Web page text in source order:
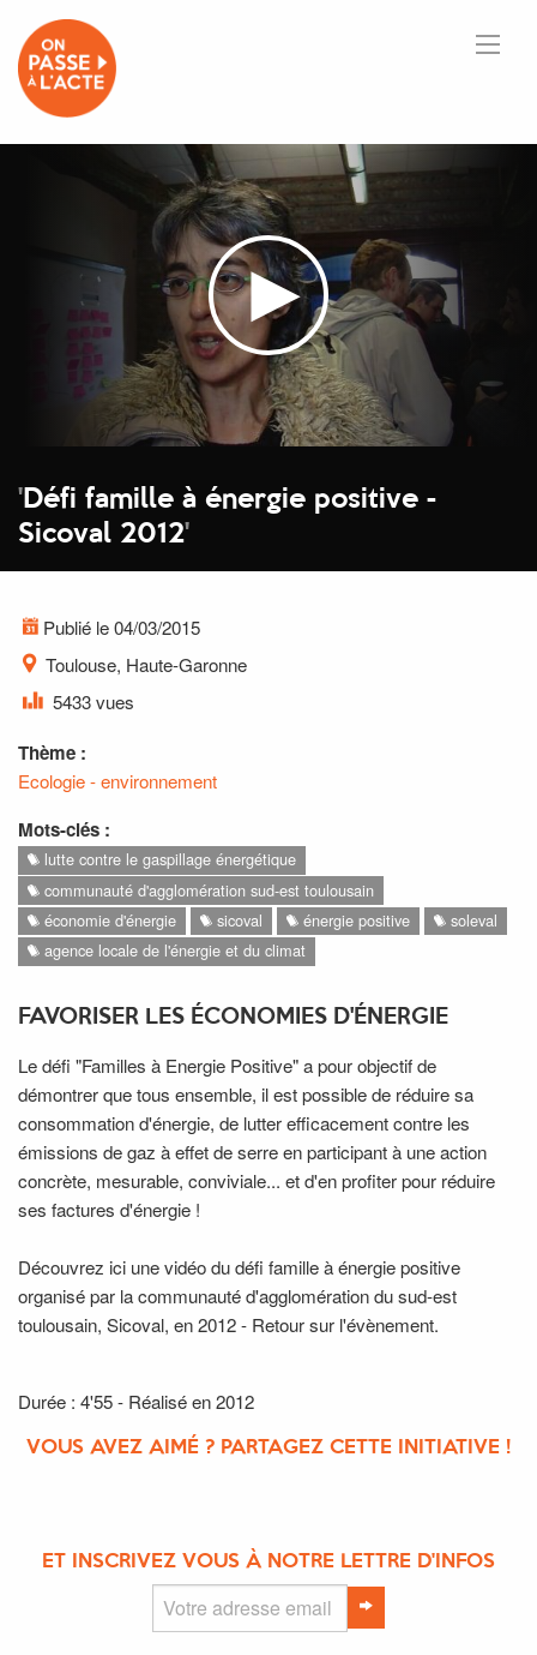
' Défi famille à énergie positive -
Sicoval 2012'
Publié le 04/03/2015
Toulouse, Haute-Garonne
5433 vues
Thème :
Ecologie - environnement
Mots-clés :
lutte contre le gaspillage énergétique
communauté d'agglomération sud-est toulousain
économie d'énergie
sicoval énergie positive
soleval
agence locale de l'énergie et du climat
FAVORISER LES ÉCONOMIES D'ÉNERGIE
Le défi "Familles à Energie Positive" a pour objectif de
démontrer que tous ensemble, il est possible de réduire sa
consommation d'énergie, de lutter efficacement contre les
émissions de gaz à effet de serre en participant à une action
concrète, mesurable, conviviale... et d'en profiter pour réduire
ses factures d'énergie !
Découvrez ici une vidéo du défi famille à énergie positive
organisé par la communauté d'agglomération du sud-est
toulousain, Sicoval, en 2012 - Retour sur l'évènement.
Durée : 4'55 - Réalisé en 2012
VOUS AVEZ AIMÉ ? PARTAGEZ CETTE INITIATIVE !
ET INSCRIVEZ VOUS À NOTRE LETTRE D'INFOS